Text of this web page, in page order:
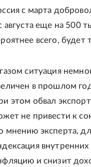
с марта
августа еще на 500
всего,
ситуация
в прошлом
этом обвал
не привести к
мнению эксперта,
и снизит